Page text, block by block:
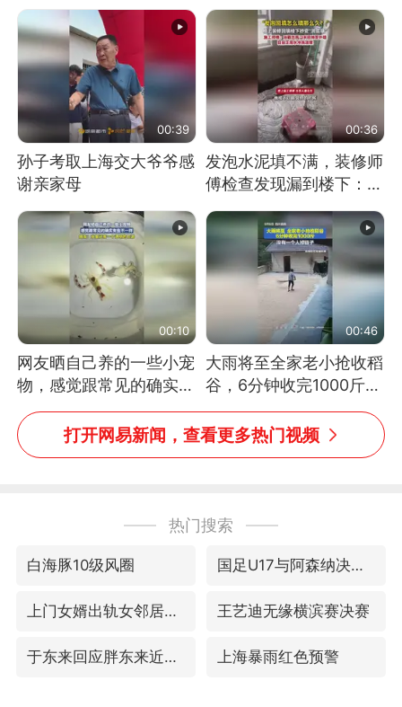
快乐长这样
网友：果然言传不如身
教！
00:39
孙子考取上海交大爷爷感
谢亲家母
00:36
发泡水泥填不满，装修师
傅检查发现漏到楼下：出
风口未延伸到外墙
00:10
网友晒自己养的一些小宠
物，感觉跟常见的确实有
些不一样
00:46
大雨将至全家老小抢收稻
谷，6分钟收完1000斤，
没有一个人掉链子
打开网易新闻，查看更多热门视频
热门搜索
白海豚10级风圈 国足U17与阿森纳决赛取消 并列冠军
上门女婿出轨女邻居多年被判重婚罪 王艺迪无缘横滨赛决赛
于东来回应胖东来近25年老店年底关闭 上海暴雨红色预警